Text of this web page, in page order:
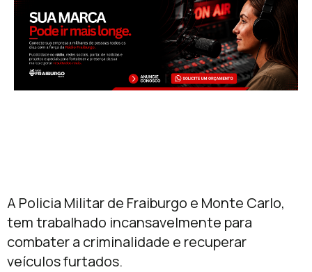
A Policia Militar de Fraiburgo e Monte Carlo,
tem trabalhado incansavelmente para
combater a criminalidade e recuperar
veículos furtados.